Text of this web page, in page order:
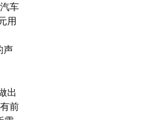
车
用
声
出
前